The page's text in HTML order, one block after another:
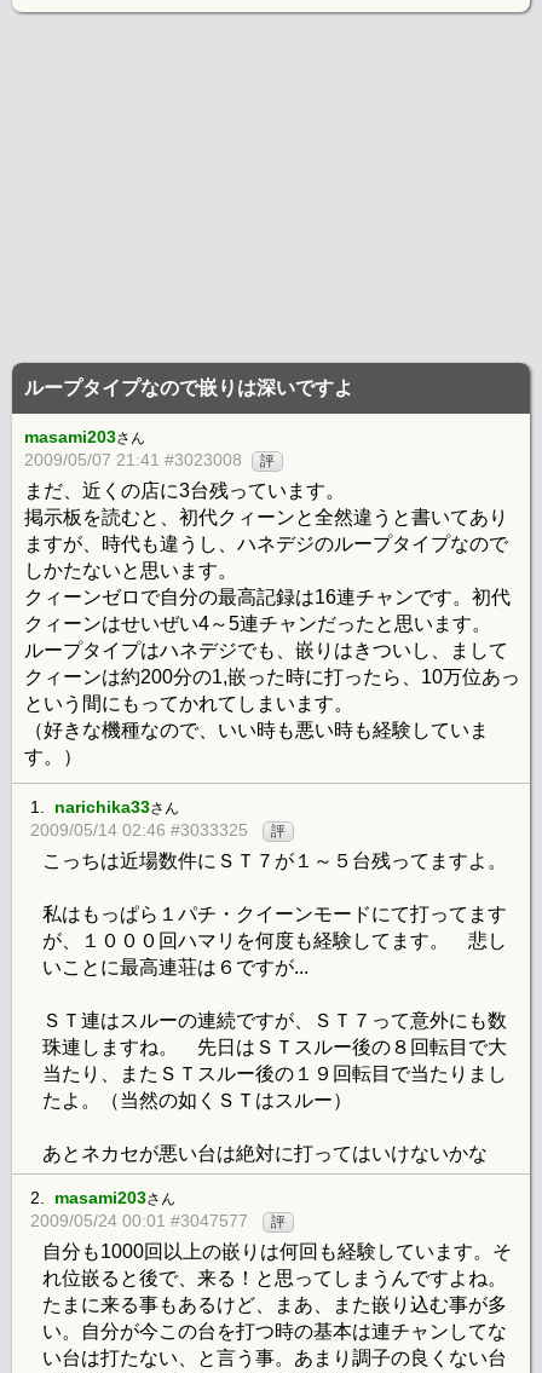
ループタイプなので嵌りは深いですよ
masami203さん
2009/05/07 21:41 #3023008 評
まだ、近くの店に3台残っています。
掲示板を読むと、初代クィーンと全然違うと書いてあり
ますが、時代も違うし、ハネデジのループタイプなので
しかたないと思います。
クィーンゼロで自分の最高記録は16連チャンです。初代
クィーンはせいぜい4～5連チャンだったと思います。
ループタイプはハネデジでも、嵌りはきついし、まして
クィーンは約200分の1,嵌った時に打ったら、10万位あっ
という間にもってかれてしまいます。
（好きな機種なので、いい時も悪い時も経験していま
す。）
1. narichika33さん
2009/05/14 02:46 #3033325 評
こっちは近場数件にＳＴ７が１～５台残ってますよ。
私はもっぱら１パチ・クイーンモードにて打ってます
が、１０００回ハマリを何度も経験してます。 悲し
いことに最高連荘は６ですが...
ＳＴ連はスルーの連続ですが、ＳＴ７って意外にも数
珠連しますね。 先日はＳＴスルー後の８回転目で大
当たり、またＳＴスルー後の１９回転目で当たりまし
たよ。（当然の如くＳＴはスルー）
あとネカセが悪い台は絶対に打ってはいけないかな
2. masami203さん
2009/05/24 00:01 #3047577 評
自分も1000回以上の嵌りは何回も経験しています。そ
れ位嵌ると後で、来る！と思ってしまうんですよね。
たまに来る事もあるけど、まあ、また嵌り込む事が多
い。自分が今この台を打つ時の基本は連チャンしてな
い台は打たない、と言う事。あまり調子の良くない台